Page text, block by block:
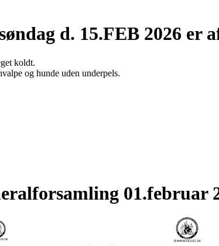
d. 15.FEB 2026 er
koldt.
og hunde uden underpels.
01.februar